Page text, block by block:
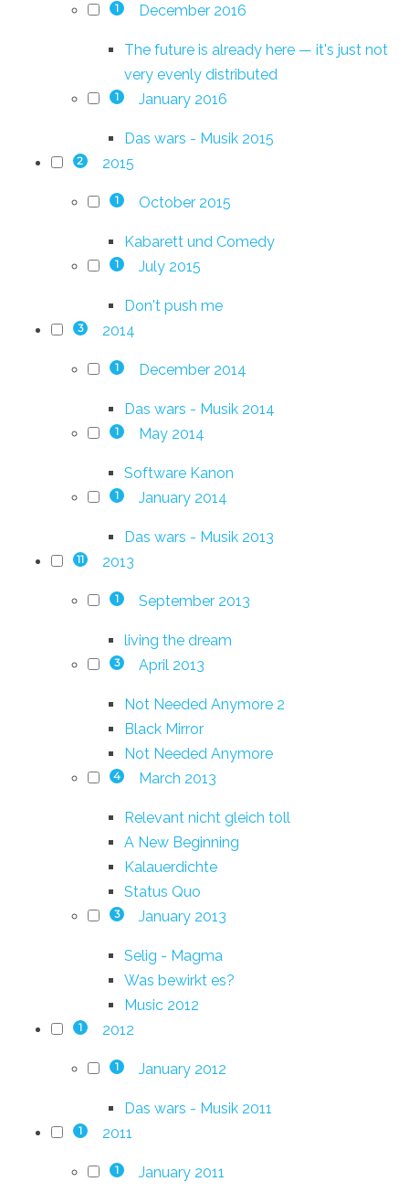
1 December 2016
The future is already here — it's just not
very evenly distributed
1 January 2016
Das wars - Musik 2015
2 2015
1 October 2015
Kabarett und Comedy
1 July 2015
Don't push me
3 2014
1 December 2014
Das wars - Musik 2014
1 May 2014
Software Kanon
1 January 2014
Das wars - Musik 2013
11 2013
1 September 2013
living the dream
3 April 2013
Not Needed Anymore 2
Black Mirror
Not Needed Anymore
4 March 2013
Relevant nicht gleich toll
A New Beginning
Kalauerdichte
Status Quo
3 January 2013
Selig - Magma
Was bewirkt es?
Music 2012
1 2012
1 January 2012
Das wars - Musik 2011
1 2011
1 January 2011